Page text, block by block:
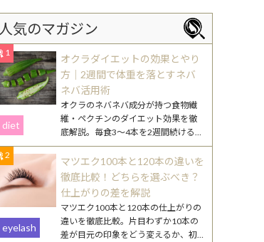
人気のマガジン
1
オクラダイエットの効果とやり
方｜2週間で体重を落とすネバ
ネバ活用術
diet
オクラのネバネバ成分が持つ食物繊
維・ペクチンのダイエット効果を徹
底解説。毎食3〜4本を2週間続けるや
り方や、効果を高める食べ合わせ・
調理のコツを紹介します。
2
マツエク100本と120本の違いを
徹底比較！どちらを選ぶべき？
仕上がりの差を解説
eyelash
マツエク100本と120本の仕上がりの
違いを徹底比較。片目わずか10本の
差が目元の印象をどう変えるか、初